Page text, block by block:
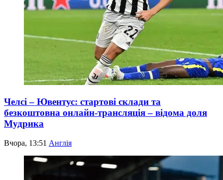
Челсі – Ювентус: стартові склади та
безкоштовна онлайн-трансляція – відома доля
Мудрика
Вчора, 13:51 Англія